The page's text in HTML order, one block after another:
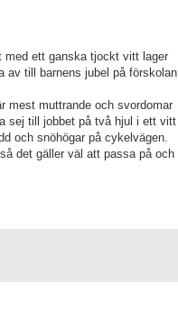
med ett ganska tjockt vitt lager
av till barnens jubel på förskolan
mest muttrande och svordomar
sej till jobbet på två hjul i ett vitt
och snöhögar på cykelvägen.
det gäller väl att passa på och